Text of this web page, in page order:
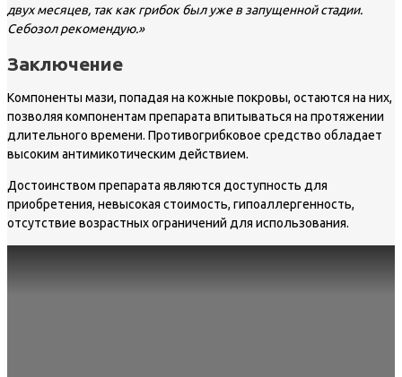
двух месяцев, так как грибок был уже в запущенной стадии.
Себозол рекомендую.»
Заключение
Компоненты мази, попадая на кожные покровы, остаются на них,
позволяя компонентам препарата впитываться на протяжении
длительного времени. Противогрибковое средство обладает
высоким антимикотическим действием.
Достоинством препарата являются доступность для
приобретения, невысокая стоимость, гипоаллергенность,
отсутствие возрастных ограничений для использования.